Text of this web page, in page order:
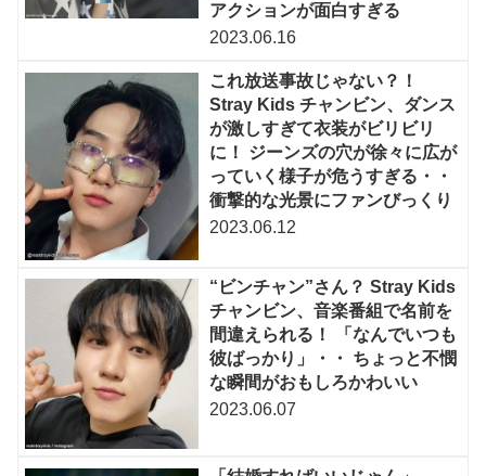
アクションが面白すぎる
2023.06.16
これ放送事故じゃない？！
Stray Kids チャンビン、ダンス
が激しすぎて衣装がビリビリ
に！ ジーンズの穴が徐々に広が
っていく様子が危うすぎる・・
衝撃的な光景にファンびっくり
2023.06.12
“ビンチャン”さん？ Stray Kids
チャンビン、音楽番組で名前を
間違えられる！ 「なんでいつも
彼ばっかり」・・ ちょっと不憫
な瞬間がおもしろかわいい
2023.06.07